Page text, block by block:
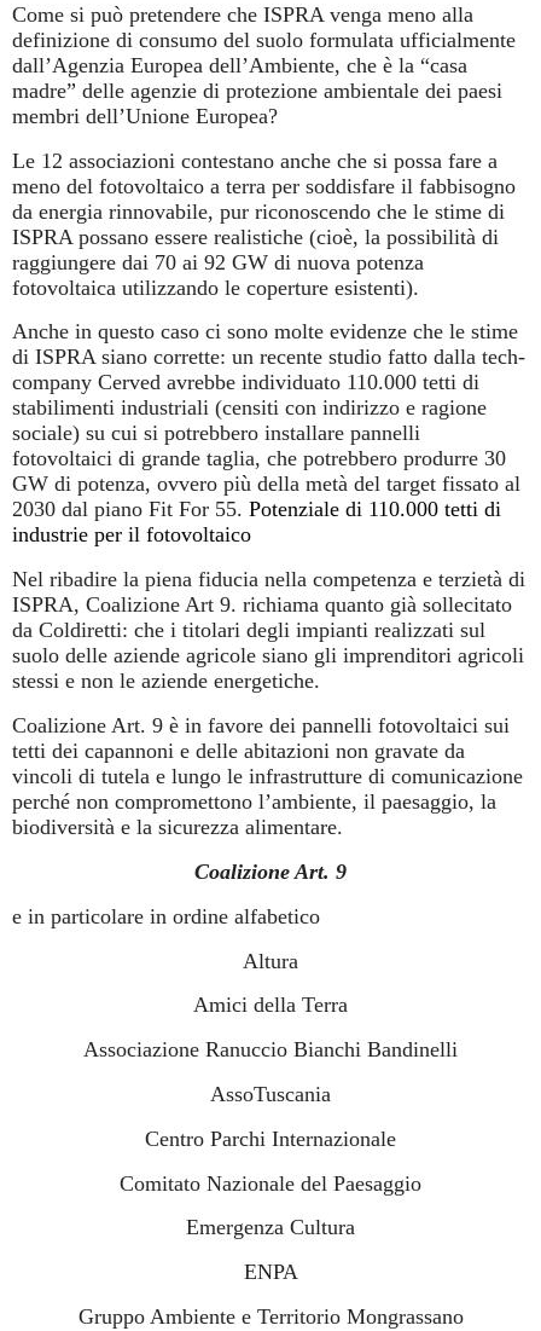
Come si può pretendere che ISPRA venga meno alla
definizione di consumo del suolo formulata ufficialmente
dall’Agenzia Europea dell’Ambiente, che è la “casa
madre” delle agenzie di protezione ambientale dei paesi
membri dell’Unione Europea?
Le 12 associazioni contestano anche che si possa fare a
meno del fotovoltaico a terra per soddisfare il fabbisogno
da energia rinnovabile, pur riconoscendo che le stime di
ISPRA possano essere realistiche (cioè, la possibilità di
raggiungere dai 70 ai 92 GW di nuova potenza
fotovoltaica utilizzando le coperture esistenti).
Anche in questo caso ci sono molte evidenze che le stime
di ISPRA siano corrette: un recente studio fatto dalla tech-
company Cerved avrebbe individuato 110.000 tetti di
stabilimenti industriali (censiti con indirizzo e ragione
sociale) su cui si potrebbero installare pannelli
fotovoltaici di grande taglia, che potrebbero produrre 30
GW di potenza, ovvero più della metà del target fissato al
2030 dal piano Fit For 55. Potenziale di 110.000 tetti di
industrie per il fotovoltaico
Nel ribadire la piena fiducia nella competenza e terzietà di
ISPRA, Coalizione Art 9. richiama quanto già sollecitato
da Coldiretti: che i titolari degli impianti realizzati sul
suolo delle aziende agricole siano gli imprenditori agricoli
stessi e non le aziende energetiche.
Coalizione Art. 9 è in favore dei pannelli fotovoltaici sui
tetti dei capannoni e delle abitazioni non gravate da
vincoli di tutela e lungo le infrastrutture di comunicazione
perché non compromettono l’ambiente, il paesaggio, la
biodiversità e la sicurezza alimentare.
Coalizione Art. 9
e in particolare in ordine alfabetico
Altura
Amici della Terra
Associazione Ranuccio Bianchi Bandinelli
AssoTuscania
Centro Parchi Internazionale
Comitato Nazionale del Paesaggio
Emergenza Cultura
ENPA
Gruppo Ambiente e Territorio Mongrassano